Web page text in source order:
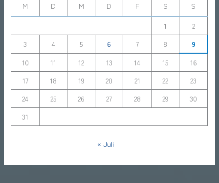
M
D M D F S
S
1
2
3
4 5 6 7 8
9
10
11 12 13 14 15
16
17
18 19 20 21 22
23
24
25 26 27 28 29
30
31
« Juli